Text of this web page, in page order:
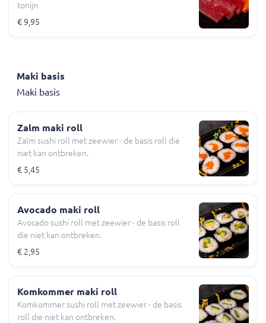
tonijn
€ 9,95
Maki basis
Maki basis
Zalm maki roll
Zalm sushi roll met zeewier - de basis roll die
niet kan ontbreken.
€ 5,45
Avocado maki roll
Avocado sushi roll met zeewier - de basis roll
die niet kan ontbreken.
€ 2,95
Komkommer maki roll
Komkommer sushi roll met zeewier - de basis
roll die niet kan ontbreken.